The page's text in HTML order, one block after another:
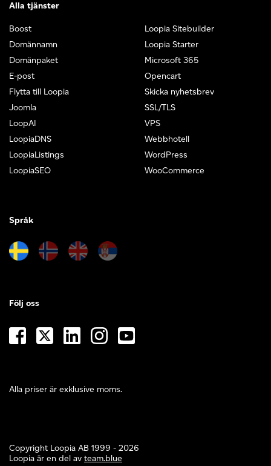
Alla tjänster
Boost
Domännamn
Domänpaket
E-post
Flytta till Loopia
Joomla
LoopAI
LoopiaDNS
LoopiaListings
LoopiaSEO
Loopia Sitebuilder
Loopia Starter
Microsoft 365
Opencart
Skicka nyhetsbrev
SSL/TLS
VPS
Webbhotell
WordPress
WooCommerce
Språk
Alla priser är exklusive moms.
Följ oss
Copyright Loopia AB 1999 - 2026
Loopia är en del av team.blue